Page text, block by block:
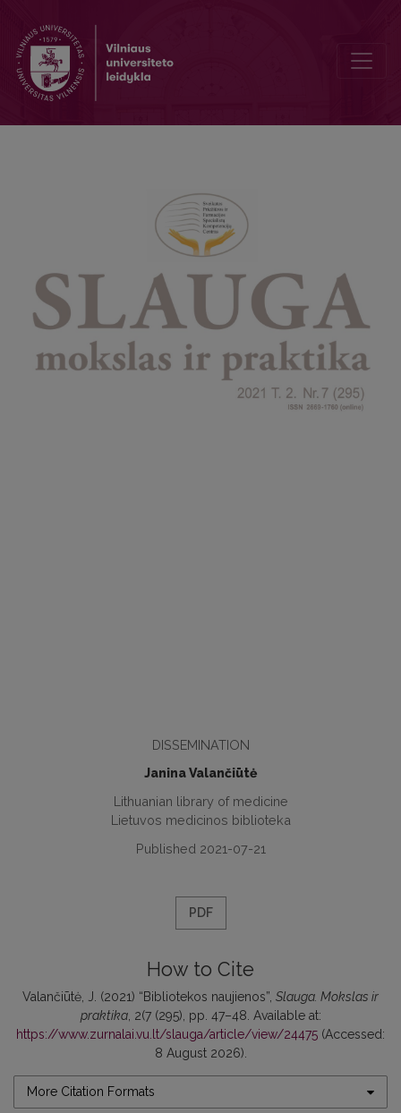
DISSEMINATION
Janina Valančiūtė
Lithuanian library of medicine
Lietuvos medicinos biblioteka
Published 2021-07-21
PDF
How to Cite
Valančiūtė, J. (2021) “Bibliotekos naujienos”, Slauga. Mokslas ir
praktika, 2(7 (295), pp. 47–48. Available at:
https://www.zurnalai.vu.lt/slauga/article/view/24475 (Accessed:
8 August 2026).
More Citation Formats